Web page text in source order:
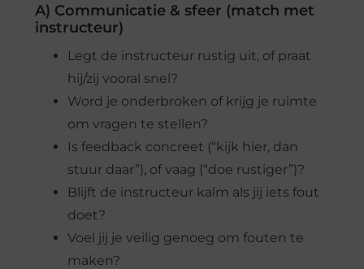
A) Communicatie & sfeer (match met
instructeur)
Legt de instructeur rustig uit, of praat
hij/zij vooral snel?
Word je onderbroken of krijg je ruimte
om vragen te stellen?
Is feedback concreet (“kijk hier, dan
stuur daar”), of vaag (“doe rustiger”)?
Blijft de instructeur kalm als jij iets fout
doet?
Voel jij je veilig genoeg om fouten te
maken?